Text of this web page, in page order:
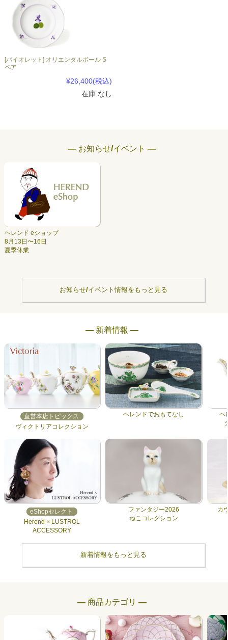
[バイオレット] オリエンタルボール S
ペア
¥26,400(税込)
在庫 なし
― お知らせ/イベント ―
ヘレンド eショップ
8月13日〜16日
夏季休業
お知らせ/イベント情報をもっと見る
― 新着情報 ―
直営本店トピックス
ヴィクトリアコレクション
eShopセレクト
Herend × LUSTROL
ACCESSORY
ヘレンドでおもてなし
ファンタジー2026
ねこコレクション
ヘ
カ
新着情報をもっと見る
― 商品カテゴリ ―